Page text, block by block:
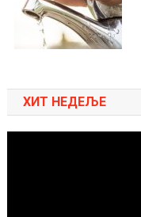
ХИТ НЕДЕЉЕ